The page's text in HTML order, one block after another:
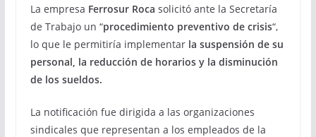
La empresa Ferrosur Roca solicitó ante la Secretaría
de Trabajo un “procedimiento preventivo de crisis“,
lo que le permitiría implementar la suspensión de su
personal, la reducción de horarios y la disminución
de los sueldos.
La notificación fue dirigida a las organizaciones
sindicales que representan a los empleados de la